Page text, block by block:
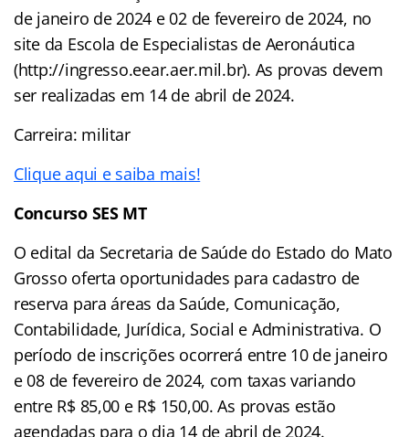
de janeiro de 2024 e 02 de fevereiro de 2024, no
site da Escola de Especialistas de Aeronáutica
(http://ingresso.eear.aer.mil.br). As provas devem
ser realizadas em 14 de abril de 2024.
Carreira: militar
Clique aqui e saiba mais!
ConcursoSES MT
O edital da Secretaria de Saúde do Estado do Mato
Grosso oferta oportunidades para cadastro de
reserva para áreas da Saúde, Comunicação,
Contabilidade, Jurídica, Social e Administrativa. O
período de inscrições ocorrerá entre 10 de janeiro
e 08 de fevereiro de 2024, com taxas variando
entre R$ 85,00 e R$ 150,00. As provas estão
agendadas para o dia 14 de abril de 2024.